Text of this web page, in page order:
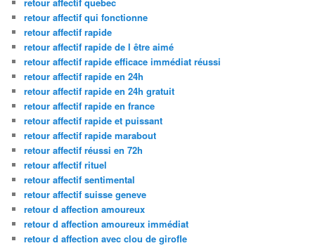
retour affectif qui fonctionne
retour affectif rapide
retour affectif rapide de l être aimé
retour affectif rapide efficace immédiat réussi
retour affectif rapide en 24h
retour affectif rapide en 24h gratuit
retour affectif rapide en france
retour affectif rapide et puissant
retour affectif rapide marabout
retour affectif réussi en 72h
retour affectif rituel
retour affectif sentimental
retour affectif suisse geneve
retour d affection amoureux
retour d affection amoureux immédiat
retour d affection avec clou de girofle